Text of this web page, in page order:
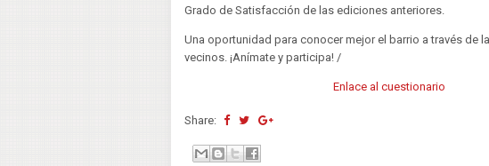
Grado de Satisfacción de las ediciones anteriores.
Una oportunidad para conocer mejor el barrio a través de
vecinos. ¡Anímate y participa! /
Enlace al cuestionario
Share: